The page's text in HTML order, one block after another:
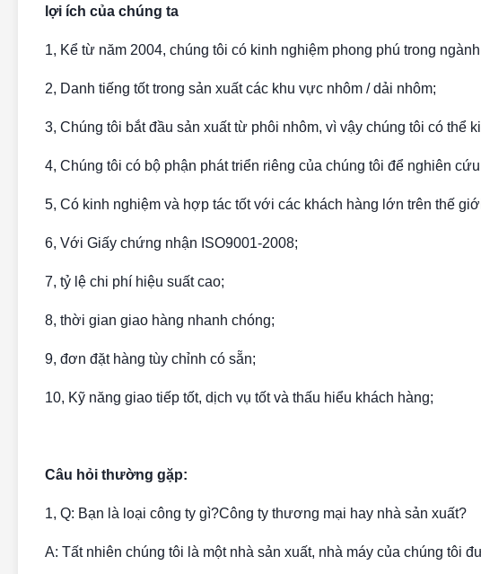
lợi ích của chúng ta
1, Kể từ năm 2004, chúng tôi có kinh nghiệm phong phú trong
2, Danh tiếng tốt trong sản xuất các khu vực nhôm / dải nhôm;
3, Chúng tôi bắt đầu sản xuất từ ​​phôi nhôm, vì vậy chúng tôi có thể
4, Chúng tôi có bộ phận phát triển riêng của chúng tôi để nghiên
5, Có kinh nghiệm và hợp tác tốt với các khách hàng lớn trên thế
6, Với Giấy chứng nhận ISO9001-2008;
7, tỷ lệ chi phí hiệu suất cao;
8, thời gian giao hàng nhanh chóng;
9, đơn đặt hàng tùy chỉnh có sẵn;
10, Kỹ năng giao tiếp tốt, dịch vụ tốt và thấu hiểu khách hàng;
Câu hỏi thường gặp:
1, Q: Bạn là loại công ty gì?Công ty thương mại hay nhà sản xuất?
A: Tất nhiên chúng tôi là một nhà sản xuất, nhà máy của chúng tôi